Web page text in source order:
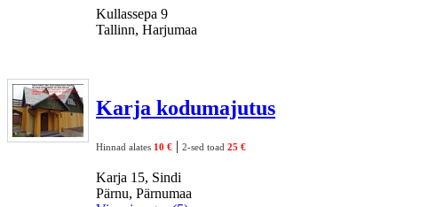
Kullassepa 9
Tallinn, Harjumaa
Karja kodumajutus
Hinnad alates 10 € | 2-sed toad 25 €
Karja 15, Sindi
Pärnu, Pärnumaa